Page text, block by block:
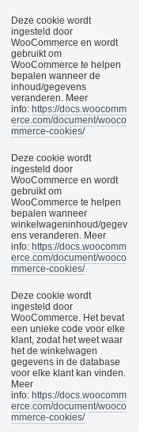
Deze cookie wordt
ingesteld door
WooCommerce en wordt
gebruikt om
WooCommerce te helpen
bepalen wanneer de
inhoud/gegevens
veranderen. Meer
info: https://docs.woocomm
erce.com/document/wooco
mmerce-cookies/
Deze cookie wordt
ingesteld door
WooCommerce en wordt
gebruikt om
WooCommerce te helpen
bepalen wanneer
winkelwageninhoud/gegev
ens veranderen. Meer
info: https://docs.woocomm
erce.com/document/wooco
mmerce-cookies/
Deze cookie wordt
ingesteld door
WooCommerce. Het bevat
een unieke code voor elke
klant, zodat het weet waar
het de winkelwagen
gegevens in de database
voor elke klant kan vinden.
Meer
info: https://docs.woocomm
erce.com/document/wooco
mmerce-cookies/